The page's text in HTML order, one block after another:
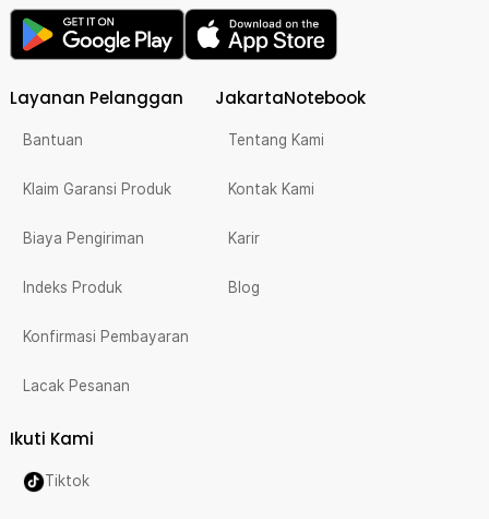
Layanan Pelanggan
Bantuan
Klaim Garansi Produk
Biaya Pengiriman
Indeks Produk
Konfirmasi Pembayaran
Lacak Pesanan
JakartaNotebook
Tentang Kami
Kontak Kami
Karir
Blog
Ikuti Kami
Tiktok